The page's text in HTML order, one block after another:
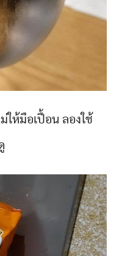
ห้มือเปื้อน ลองใช้